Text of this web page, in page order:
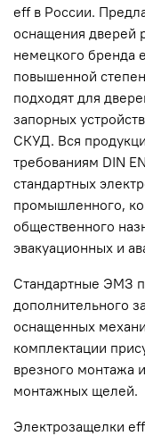
eff в России.
оснащения дверей
немецкого бренда
повышенной
подходят для
запорных
СКУД. Вся
требованиям DIN
стандартных
промышленного,
общественного
эвакуационных и
Стандартные ЭМЗ
дополнительного
оснащенных
комплектации
врезного монтажа
монтажных щелей.
Электрозащелки